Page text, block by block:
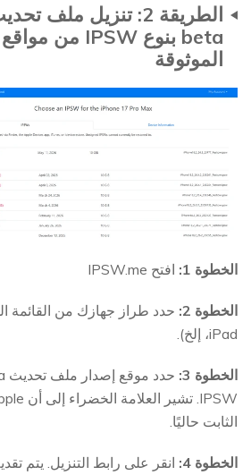
الموثوقة
الخطوة 1: افتح IPSW.me
الخطوة 2:
iPad، إلخ).
الخطوة 3:
الثابت حاليًا.
الخطوة 4: